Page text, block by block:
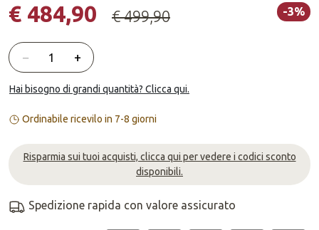
-3%
€ 484,90 € 499,90
Quantità
− +
Hai bisogno di grandi quantità? Clicca qui.
Ordinabile ricevilo in 7-8 giorni
Risparmia sui tuoi acquisti, clicca qui per vedere i codici sconto
disponibili.
Spedizione rapida con valore assicurato